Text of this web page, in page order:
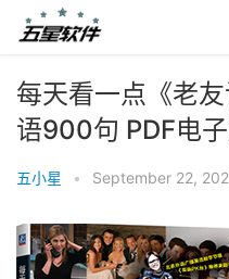
每天看一点《老
语900句 PDF电
五小星 • September 22,